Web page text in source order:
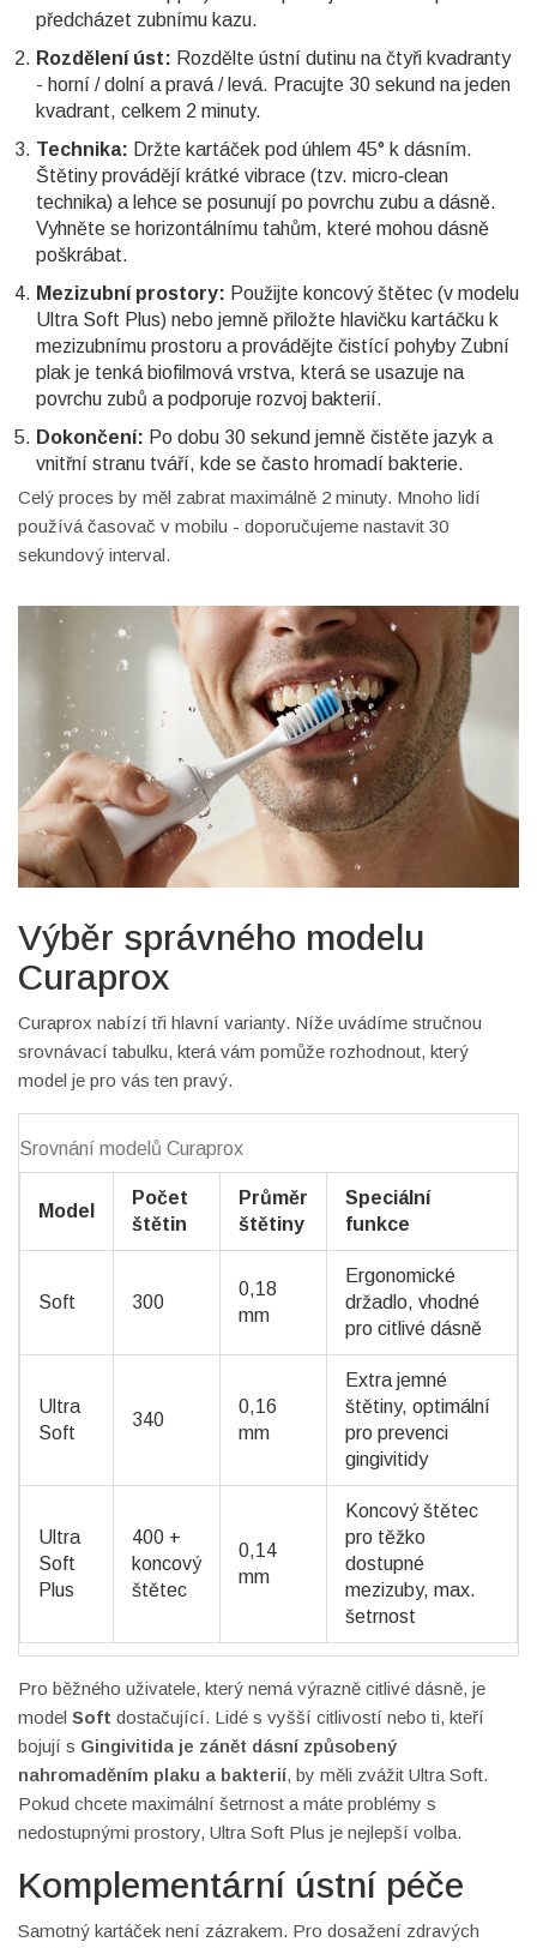
předcházet zubnímu kazu.
Rozdělení úst: Rozdělte ústní dutinu na čtyři kvadranty
- horní / dolní a pravá / levá. Pracujte 30 sekund na jeden
kvadrant, celkem 2 minuty.
Technika: Držte kartáček pod úhlem 45° k dásním.
Štětiny provádějí krátké vibrace (tzv. micro‑clean
technika) a lehce se posunují po povrchu zubu a dásně.
Vyhněte se horizontálnímu tahům, které mohou dásně
poškrábat.
Mezizubní prostory: Použijte koncový štětec (v modelu
Ultra Soft Plus) nebo jemně přiložte hlavičku kartáčku k
mezizubnímu prostoru a provádějte čistící pohyby Zubní
plak je tenká biofilmová vrstva, která se usazuje na
povrchu zubů a podporuje rozvoj bakterií.
Dokončení: Po dobu 30 sekund jemně čistěte jazyk a
vnitřní stranu tváří, kde se často hromadí bakterie.
Celý proces by měl zabrat maximálně 2 minuty. Mnoho lidí
používá časovač v mobilu - doporučujeme nastavit 30
sekundový interval.
Výběr správného modelu
Curaprox
Curaprox nabízí tři hlavní varianty. Níže uvádíme stručnou
srovnávací tabulku, která vám pomůže rozhodnout, který
model je pro vás ten pravý.
Srovnání modelů Curaprox
Model
Počet
štětin
Průměr
štětiny
Speciální
funkce
Soft 300
0,18
mm
Ergonomické
držadlo, vhodné
pro citlivé dásně
Ultra
Soft
340
0,16
mm
Extra jemné
štětiny, optimální
pro prevenci
gingivitidy
Ultra
Soft
Plus
400 +
koncový
štětec
0,14
mm
Koncový štětec
pro těžko
dostupné
mezizuby, max.
šetrnost
Pro běžného uživatele, který nemá výrazně citlivé dásně, je
model Soft dostačující. Lidé s vyšší citlivostí nebo ti, kteří
bojují s Gingivitida je zánět dásní způsobený
nahromaděním plaku a bakterií, by měli zvážit Ultra Soft.
Pokud chcete maximální šetrnost a máte problémy s
nedostupnými prostory, Ultra Soft Plus je nejlepší volba.
Komplementární ústní péče
Samotný kartáček není zázrakem. Pro dosažení zdravých